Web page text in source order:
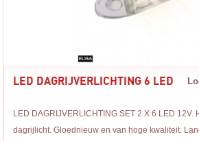
LED DAGRIJVERLICHTING 6 LED
LED DAGRIJVERLICHTING SET 2 X 6 LED 12V.
dagrijlicht. Gloednieuw en van hoge kwaliteit.